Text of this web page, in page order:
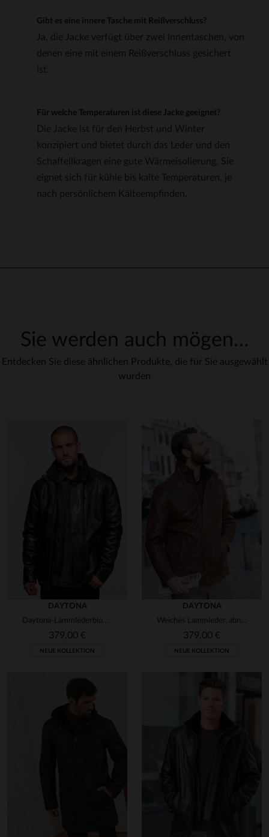
Gibt es eine innere Tasche mit Reißverschluss?
Ja, die Jacke verfügt über zwei Innentaschen, von
denen eine mit einem Reißverschluss gesichert
ist.
Für welche Temperaturen ist diese Jacke geeignet?
Die Jacke ist für den Herbst und Winter
konzipiert und bietet durch das Leder und den
Schaffellkragen eine gute Wärmeisolierung. Sie
eignet sich für kühle bis kalte Temperaturen, je
nach persönlichem Kälteempfinden.
Sie werden auch mögen…
Entdecken Sie diese ähnlichen Produkte, die für Sie ausgewählt
wurden
DAYTONA
Daytona-Lammlederblouson: weich, warm und perfekt für den Herbst.
379,00 €
NEUE KOLLEKTION
DAYTONA
Weiches Lammleder, abnehmbarer Kragen - ideal für Stadt und Fahrt.
379,00 €
NEUE KOLLEKTION